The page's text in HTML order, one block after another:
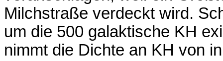
Milchstraße verdeckt wird.
um die 500 galaktische KH
nimmt die Dichte an KH von